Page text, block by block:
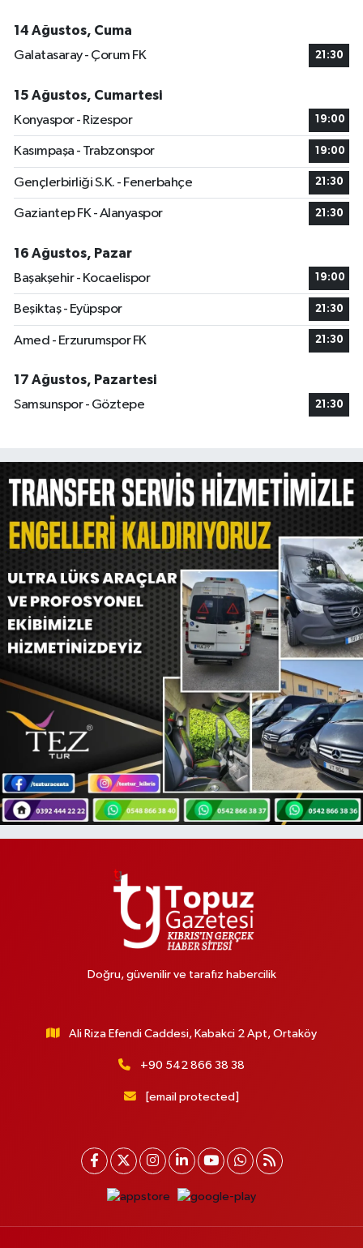
14 Ağustos, Cuma
Galatasaray - Çorum FK
21:30
15 Ağustos, Cumartesi
Konyaspor - Rizespor
19:00
Kasımpaşa - Trabzonspor 19:00
Gençlerbirliği S.K. - Fenerbahçe 21:30
Gaziantep FK - Alanyaspor 21:30
16 Ağustos, Pazar
Başakşehir - Kocaelispor
19:00
Beşiktaş - Eyüpspor 21:30
Amed - Erzurumspor FK 21:30
17 Ağustos, Pazartesi
Samsunspor - Göztepe
21:30
Doğru, güvenilir ve tarafız habercilik
Ali Riza Efendi Caddesi, Kabakci 2 Apt, Ortaköy
+90 542 866 38 38
[email protected]